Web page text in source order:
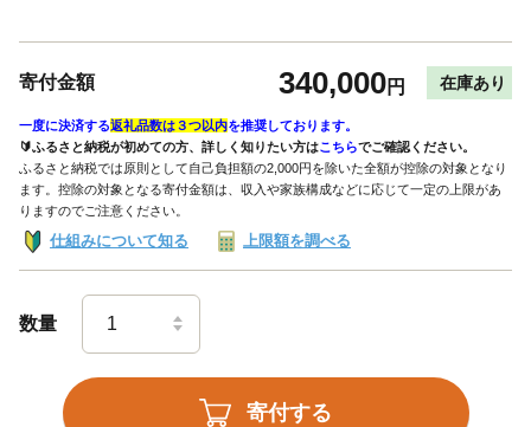
寄付金額 340,000円 在庫あり
一度に決済する返礼品数は３つ以内を推奨しております。
🔰ふるさと納税が初めての方、詳しく知りたい方はこちらでご確認ください。
ふるさと納税では原則として自己負担額の2,000円を除いた全額が控除の対象となり
ます。控除の対象となる寄付金額は、収入や家族構成などに応じて一定の上限があ
りますのでご注意ください。
仕組みについて知る 上限額を調べる
数量
寄付する